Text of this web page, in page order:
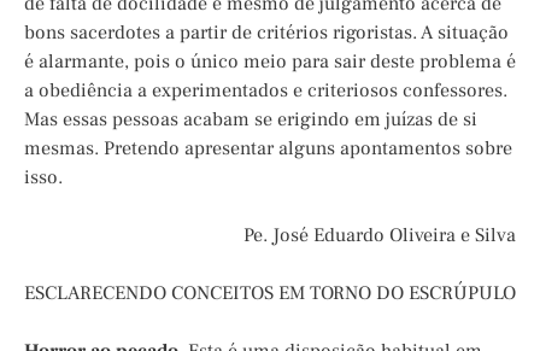
bons sacerdotes a partir de critérios rigoristas. A situação
é alarmante, pois o único meio para sair deste problema é
a obediência a experimentados e criteriosos confessores.
Mas essas pessoas acabam se erigindo em juízas de si
mesmas. Pretendo apresentar alguns apontamentos sobre
isso.
Pe. José Eduardo Oliveira e Silva
ESCLARECENDO CONCEITOS EM TORNO DO ESCRÚPULO